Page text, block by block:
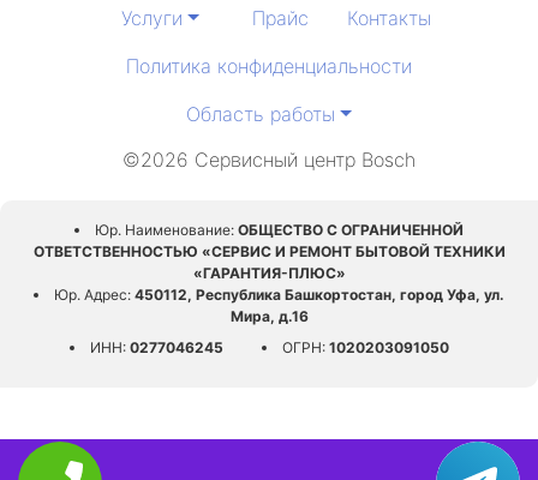
Услуги Прайс
Контакты
Политика конфиденциальности
Область работы
©2026 Сервисный центр Bosch
Юр. Наименование: ОБЩЕСТВО С ОГРАНИЧЕННОЙ
ОТВЕТСТВЕННОСТЬЮ «СЕРВИС И РЕМОНТ БЫТОВОЙ ТЕХНИКИ
«ГАРАНТИЯ-ПЛЮС»
Юр. Адрес: 450112, Республика Башкортостан, город Уфа, ул.
Мира, д.16
ИНН: 0277046245 ОГРН: 1020203091050